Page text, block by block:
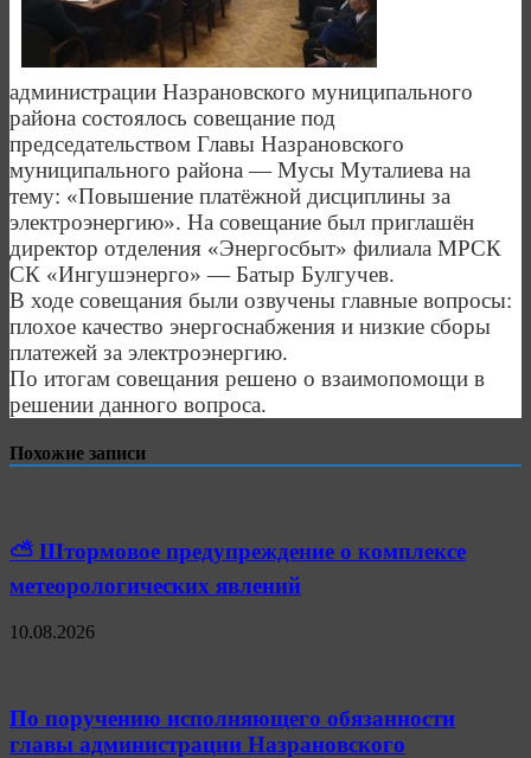
администрации Назрановского муниципального
района состоялось совещание под
председательством Главы Назрановского
муниципального района — Мусы Муталиева на
тему: «Повышение платёжной дисциплины за
электроэнергию». На совещание был приглашён
директор отделения «Энергосбыт» филиала МРСК
СК «Ингушэнерго» — Батыр Булгучев.
В ходе совещания были озвучены главные вопросы:
плохое качество энергоснабжения и низкие сборы
платежей за электроэнергию.
По итогам совещания решено о взаимопомощи в
решении данного вопроса.
Похожие записи
⛅️ Штормовое предупреждение о комплексе
метеорологических явлений
10.08.2026
По поручению исполняющего обязанности
главы администрации Назрановского